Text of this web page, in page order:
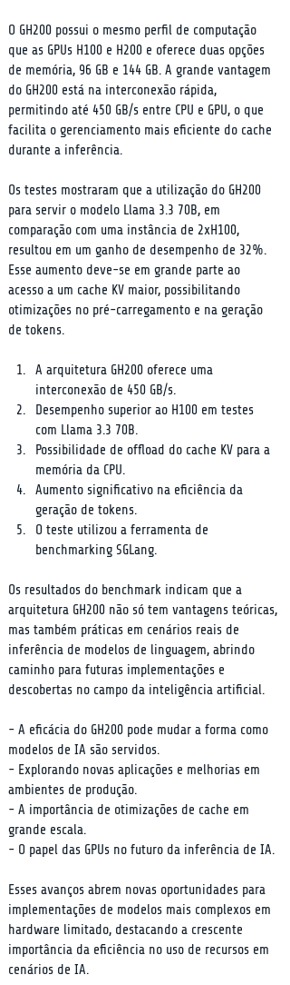
O GH200 possui o mesmo perfil de computação
que as GPUs H100 e H200 e oferece duas opções
de memória, 96 GB e 144 GB. A grande vantagem
do GH200 está na interconexão rápida,
permitindo até 450 GB/s entre CPU e GPU, o que
facilita o gerenciamento mais eficiente do cache
durante a inferência.
Os testes mostraram que a utilização do GH200
para servir o modelo Llama 3.3 70B, em
comparação com uma instância de 2xH100,
resultou em um ganho de desempenho de 32%.
Esse aumento deve-se em grande parte ao
acesso a um cache KV maior, possibilitando
otimizações no pré-carregamento e na geração
de tokens.
A arquitetura GH200 oferece uma
interconexão de 450 GB/s.
Desempenho superior ao H100 em testes
com Llama 3.3 70B.
Possibilidade de offload do cache KV para a
memória da CPU.
Aumento significativo na eficiência da
geração de tokens.
O teste utilizou a ferramenta de
benchmarking SGLang.
Os resultados do benchmark indicam que a
arquitetura GH200 não só tem vantagens teóricas,
mas também práticas em cenários reais de
inferência de modelos de linguagem, abrindo
caminho para futuras implementações e
descobertas no campo da inteligência artificial.
- A eficácia do GH200 pode mudar a forma como
modelos de IA são servidos.
- Explorando novas aplicações e melhorias em
ambientes de produção.
- A importância de otimizações de cache em
grande escala.
- O papel das GPUs no futuro da inferência de IA.
Esses avanços abrem novas oportunidades para
implementações de modelos mais complexos em
hardware limitado, destacando a crescente
importância da eficiência no uso de recursos em
cenários de IA.